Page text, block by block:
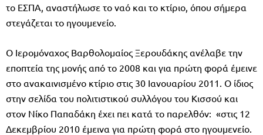
το ΕΣΠΑ, αναστήλωσε το ναό και το κτίριο, όπου σήμερα
στεγάζεται το ηγουμενείο.
Ο Ιερομόναχος Βαρθολομαίος Ξερουδάκης ανέλαβε την
εποπτεία της μονής από το 2008 και για πρώτη φορά έμεινε
στο ανακαινισμένο κτίριο στις 30 Ιανουαρίου 2011. Ο ίδιος
στην σελίδα του πολιτιστικού συλλόγου του Κισσού και
στον Νίκο Παπαδάκη έχει πει κατά το παρελθόν: «στις 12
Δεκεμβρίου 2010 έμεινα για πρώτη φορά στο ηγουμενείο.